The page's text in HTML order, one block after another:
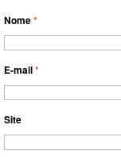
Nome*
E-mail*
Site